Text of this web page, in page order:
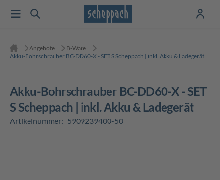
Angebote
B-Ware
Akku-Bohrschrauber BC-DD60-X - SET S Scheppach | inkl. Akku & Ladegerät
Akku-Bohrschrauber BC-DD60-X - SET
S Scheppach | inkl. Akku & Ladegerät
Artikelnummer: 5909239400-50